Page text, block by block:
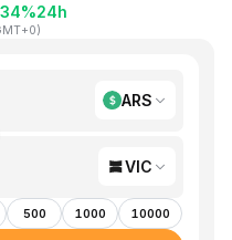
24h
)
ARS
VIC
500 1000 10000